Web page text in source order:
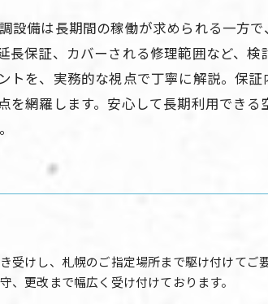
備は長期間の稼働が求められる一方
保証、カバーされる修理範囲など、
を、実務的な視点で丁寧に解説。保
網羅します。安心して長期利用できる
受けし、札幌のご指定場所まで駆け付けてご
、更改まで幅広く受け付けております。